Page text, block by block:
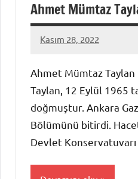
Ahmet Mümtaz
Kasım 28, 2022
admin
Ahmet Mümtaz
Taylan, 12 Eylül 1965
doğmuştur. Ankara
Bölümünü bitirdi.
Devlet